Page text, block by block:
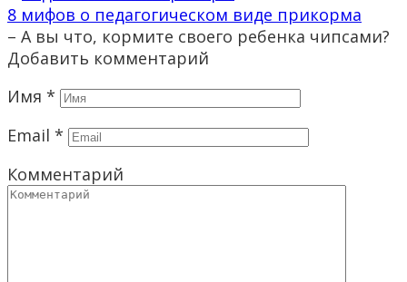
8 мифов о педагогическом виде прикорма
– А вы что, кормите своего ребенка чипсами?
Добавить комментарий
Имя *
Email *
Комментарий